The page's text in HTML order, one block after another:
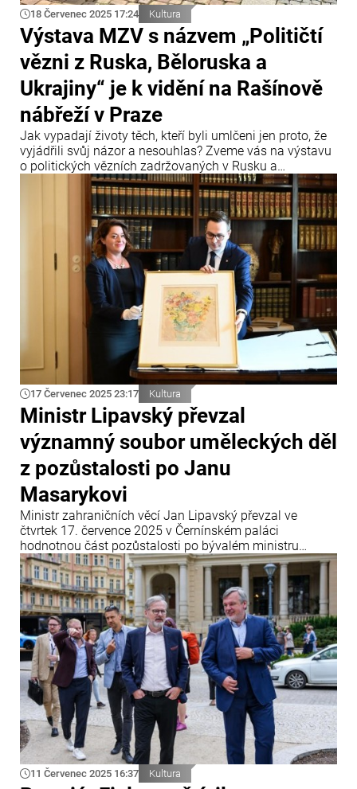
18 Červenec 2025 17:24 Kultura
Výstava MZV s názvem „Političtí
vězni z Ruska, Běloruska a
Ukrajiny“ je k vidění na Rašínově
nábřeží v Praze
Jak vypadají životy těch, kteří byli umlčeni jen proto, že
vyjádřili svůj názor a nesouhlas? Zveme vás na výstavu
o politických vězních zadržovaných v Rusku a
Bělorusku, kterou připravilo Ministerstvo zahraničních
věcí ve spolupráci s organizacemi Člověk v tísni, Prague
Civil Society Centre a Gulag.cz.
17 Červenec 2025 23:17 Kultura
Ministr Lipavský převzal
významný soubor uměleckých děl
z pozůstalosti po Janu
Masarykovi
Ministr zahraničních věcí Jan Lipavský převzal ve
čtvrtek 17. července 2025 v Černínském paláci
hodnotnou část pozůstalosti po bývalém ministru
zahraničí Janu Masarykovi. Soubor uměleckých děl,
který má nejen kulturní, ale i historickou hodnotu,
ministerstvu věnovala paní Alenka Soukup, dcera
Masarykova někdejšího tajemníka dr.
11 Červenec 2025 16:37 Kultura